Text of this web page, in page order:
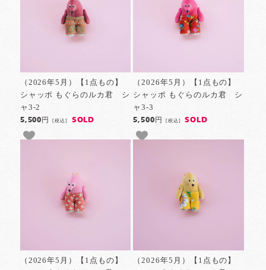
（2026年5月）【1点もの】
シャッポ もぐらのルカ君 シ
ャ3-2
5,500円[税込] SOLD
（2026年5月）【1点もの】
シャッポ もぐらのルカ君 シ
ャ3-3
5,500円 [税込] SOLD
（2026年5月）【1点もの】
（2026年5月）【1点もの】